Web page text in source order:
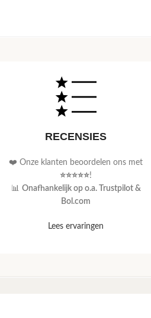
RECENSIES
❤️ Onze klanten beoordelen ons met
⭐⭐⭐⭐⭐!
📊 Onafhankelijk op o.a. Trustpilot &
Bol.com
Lees ervaringen